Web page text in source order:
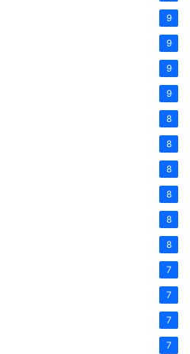
9
9
9
9
8
8
8
8
8
8
7
7
7
7